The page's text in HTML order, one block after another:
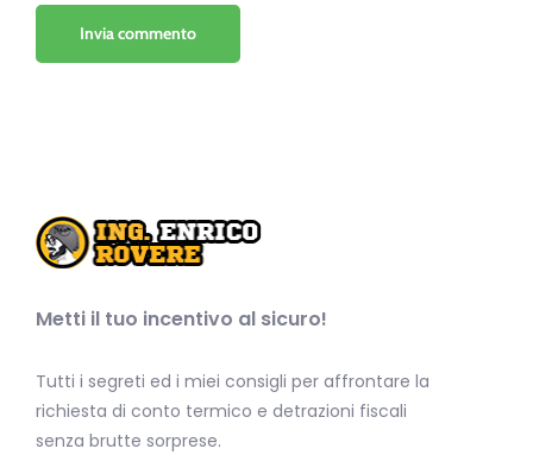
Metti il tuo incentivo al sicuro!
Tutti i segreti ed i miei consigli per affrontare la
richiesta di conto termico e detrazioni fiscali
senza brutte sorprese.